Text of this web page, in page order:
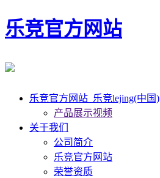
乐竞官方网站
乐竞官方网站_乐竞lejing(中国)
产品展示视频
关于我们
公司简介
乐竞官方网站
荣誉资质